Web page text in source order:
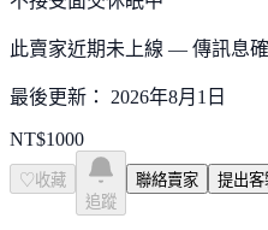
此賣家近期未上線 — 傳訊息
最後更新： 2026年8月1日
NT$1000
♡ 收藏
追蹤
聯絡賣家 提出客